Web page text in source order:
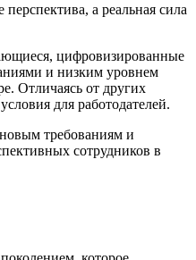
а реальная сила
цифровизированные
и низким уровнем
Отличаясь от других
для работодателей.
требованиям и
сотрудников в